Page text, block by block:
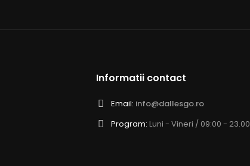
Informatii contact
Email: info@dallesgo.ro
Program: Luni - Vineri / 09:00 - 23.00